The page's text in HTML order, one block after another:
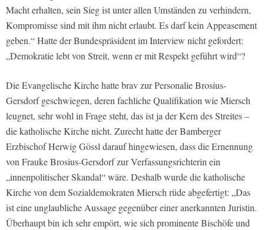
Macht erhalten, sein Sieg ist unter allen Umständen zu verhindern,
Kompromisse sind mit ihm nicht erlaubt. Es darf kein Appeasement
geben.“ Hatte der Bundespräsident im Interview nicht gefordert:
„Demokratie lebt von Streit, wenn er mit Respekt geführt wird“?
Die Evangelische Kirche hatte brav zur Personalie Brosius-
Gersdorf geschwiegen, deren fachliche Qualifikation wie Miersch
leugnet, sehr wohl in Frage steht, das ist ja der Kern des Streites –
die katholische Kirche nicht. Zurecht hatte der Bamberger
Erzbischof Herwig Gössl darauf hingewiesen, dass die Ernennung
von Frauke Brosius-Gersdorf zur Verfassungsrichterin ein
„innenpolitischer Skandal“ wäre. Deshalb wurde die katholische
Kirche von dem Sozialdemokraten Miersch rüde abgefertigt: „Das
ist eine unglaubliche Aussage gegenüber einer anerkannten Juristin.
Überhaupt bin ich sehr empört, wie sich prominente Bischöfe und